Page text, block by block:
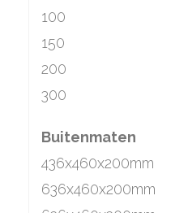
100
150
200
300
Buitenmaten
436x460x200mm
636x460x200mm